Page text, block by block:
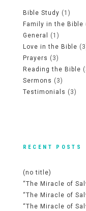
Bible Study (1)
Family in the Bible
General
(1)
Love in the Bible
Prayers (3)
Reading the Bible
Sermons (3)
Testimonials (3)
RECENT POSTS
(no title)
“The Miracle of
“The Miracle of
“The Miracle of